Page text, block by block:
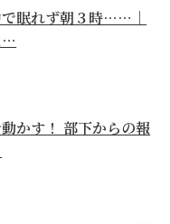
眠れず朝３時……｜
…
動かす！ 部下からの報